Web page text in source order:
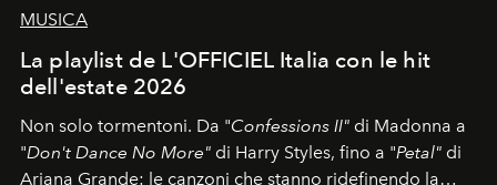
MUSICA
La playlist de L'OFFICIEL Italia con le hit
dell'estate 2026
Non solo tormentoni. Da "Confessions II" di Madonna a
"Don't Dance No More" di Harry Styles, fino a "Petal" di
Ariana Grande: le canzoni che stanno ridefinendo la